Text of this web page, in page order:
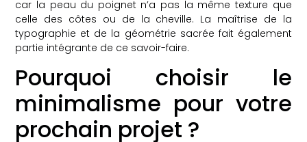
car la peau du poignet n’a pas la même texture que
celle des côtes ou de la cheville. La maîtrise de la
typographie et de la géométrie sacrée fait également
partie intégrante de ce savoir-faire.
Pourquoi choisir le
minimalisme pour votre
prochain projet ?